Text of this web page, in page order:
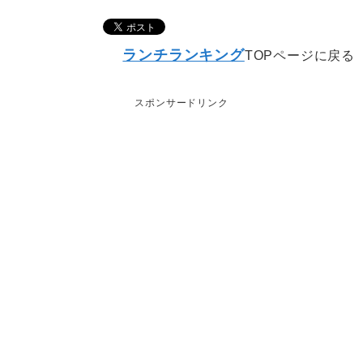
ランチランキングTOPページに戻る
スポンサードリンク